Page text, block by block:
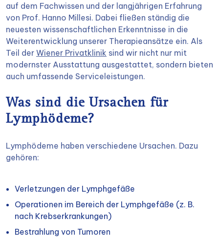
auf dem Fachwissen und der langjährigen Erfahrung
von Prof. Hanno Millesi. Dabei fließen ständig die
neuesten wissenschaftlichen Erkenntnisse in die
Weiterentwicklung unserer Therapieansätze ein. Als
Teil der Wiener Privatklinik sind wir nicht nur mit
modernster Ausstattung ausgestattet, sondern bieten
auch umfassende Serviceleistungen.
Was sind die Ursachen für
Lymphödeme?
Lymphödeme haben verschiedene Ursachen. Dazu
gehören:
Verletzungen der Lymphgefäße
Operationen im Bereich der Lymphgefäße (z. B.
nach Krebserkrankungen)
Bestrahlung von Tumoren